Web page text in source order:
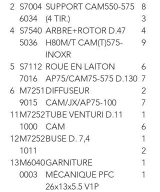
2 S7004
6034
SUPPORT CAM550-575
(4 TIR.)
8
3
4 S7540
5036
ARBRE+ROTOR D.47
H80M/T CAM(T)575-
INOXR
4
9
5 S7112
7016
ROUE EN LAITON
AP75/CAM75-575 D.130
6
7
6 M7251
9015
DIFFUSEUR
CAM/JX/AP75-100
2
7
11 M7252
1000
TUBE VENTURI D.11
CAM
1
6
12M7252
1011
BUSE D. 7,4
1
2
13M6040
0003
GARNITURE
MÉCANIQUE PFC
26x13x5.5 V1P
1
1